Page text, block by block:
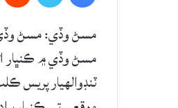
مسڻ وڏي: مسڻ
مسڻ وڏي ۾ ڪنڀار
ٽنڊوالهيار پريس